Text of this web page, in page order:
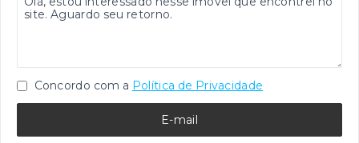
Concordo com a Política de Privacidade
E-mail